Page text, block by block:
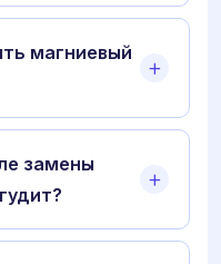
магниевый
замены